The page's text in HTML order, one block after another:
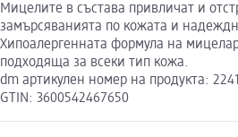
Мицелите в състава привличат и
замърсяванията по кожата и
Хипоалергенната формула на
подходяща за всеки тип кожа.
dm артикулен номер на продукта:
GTIN: 3600542467650